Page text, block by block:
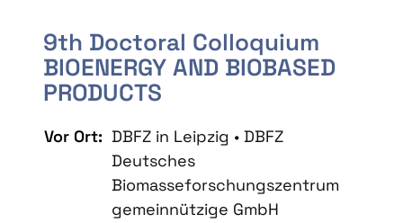
9th Doctoral Colloquium
BIOENERGY AND BIOBASED
PRODUCTS
Vor Ort: DBFZ in Leipzig • DBFZ
Deutsches
Biomasseforschungszentrum
gemeinnützige GmbH